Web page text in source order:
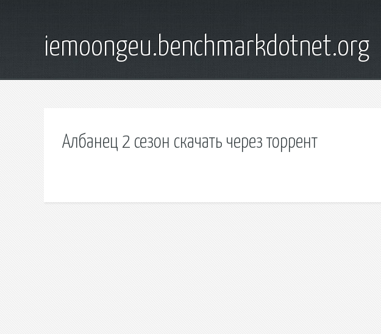
iemoongeu.benchmarkdotnet.org
Албанец 2 сезон скачать через торрент